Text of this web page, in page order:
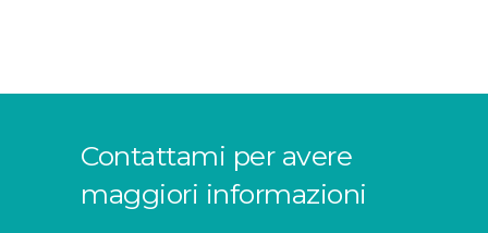
Contattami per avere
maggiori informazioni